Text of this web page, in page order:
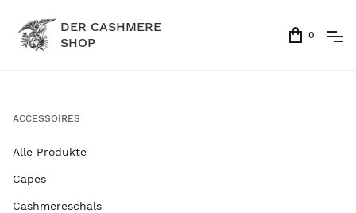
DER CASHMERE
SHOP
0
ACCESSOIRES
Alle Produkte
Capes
Cashmereschals